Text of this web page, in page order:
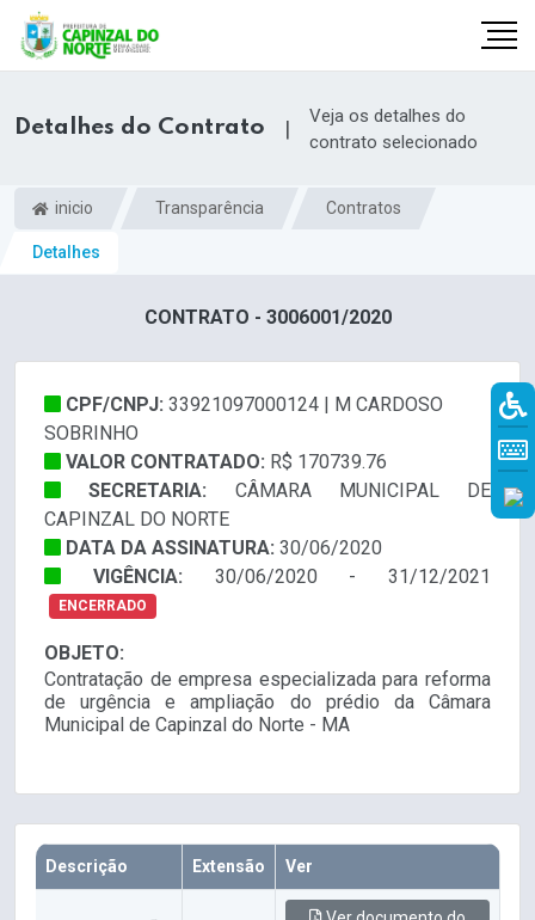
Detalhes do Contrato |
Veja os detalhes do
contrato selecionado
inicio Transparência Contratos
Detalhes
CONTRATO - 3006001/2020
CPF/CNPJ: 33921097000124 | M CARDOSO
SOBRINHO
VALOR CONTRATADO: R$ 170739.76
SECRETARIA: CÂMARA MUNICIPAL DE
CAPINZAL DO NORTE
DATA DA ASSINATURA: 30/06/2020
VIGÊNCIA: 30/06/2020 - 31/12/2021
ENCERRADO
OBJETO:
Contratação de empresa especializada para reforma
de urgência e ampliação do prédio da Câmara
Municipal de Capinzal do Norte - MA
Descrição Extensão Ver